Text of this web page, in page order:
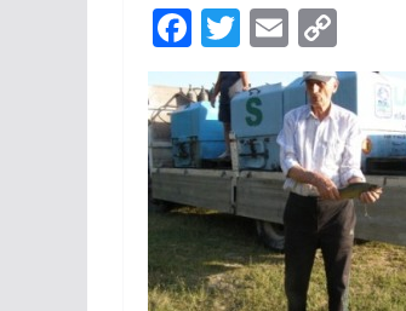
F
ac
e
b
o
o
k
T
w
itt
er
E
m
ai
l
o
p
y
Li
n
k